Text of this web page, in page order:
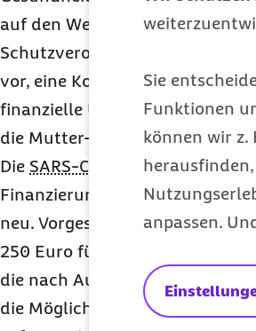
Sie
Funktionen
können wir z.
anpassen.
auf den Weg gebracht. Die
Schutzverordnung etwa sieht
vor, eine Kompensation der
finanzielle Unterstützung für
die Mutter-/Vater-Kind-
Die SARS-CoV-2
-
Finanzierung der Botendienste
neu. Vorgesehen ist dabei
250 Euro für Apotheken zur
die nach Auffassung der
die Möglichkeiten der